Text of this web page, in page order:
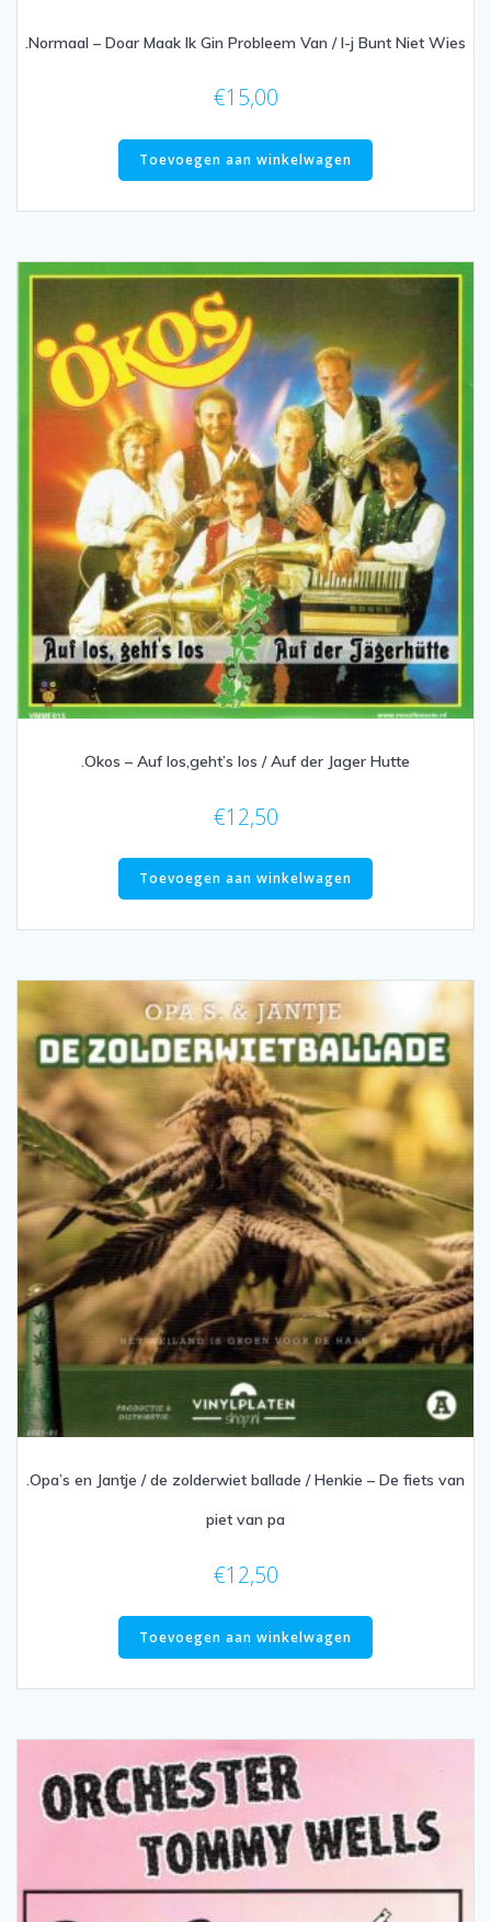
.Normaal – Doar Maak Ik Gin Probleem Van / I-j Bunt Niet Wies
€15,00
Toevoegen aan winkelwagen
.Okos – Auf los,geht’s los / Auf der Jager Hutte
€12,50
Toevoegen aan winkelwagen
.Opa’s en Jantje / de zolderwiet ballade / Henkie – De fiets van
piet van pa
€12,50
Toevoegen aan winkelwagen